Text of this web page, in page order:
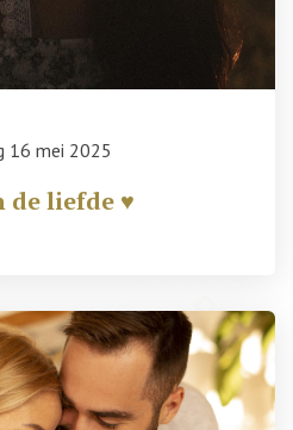
16 mei 2025
de liefde ♥️